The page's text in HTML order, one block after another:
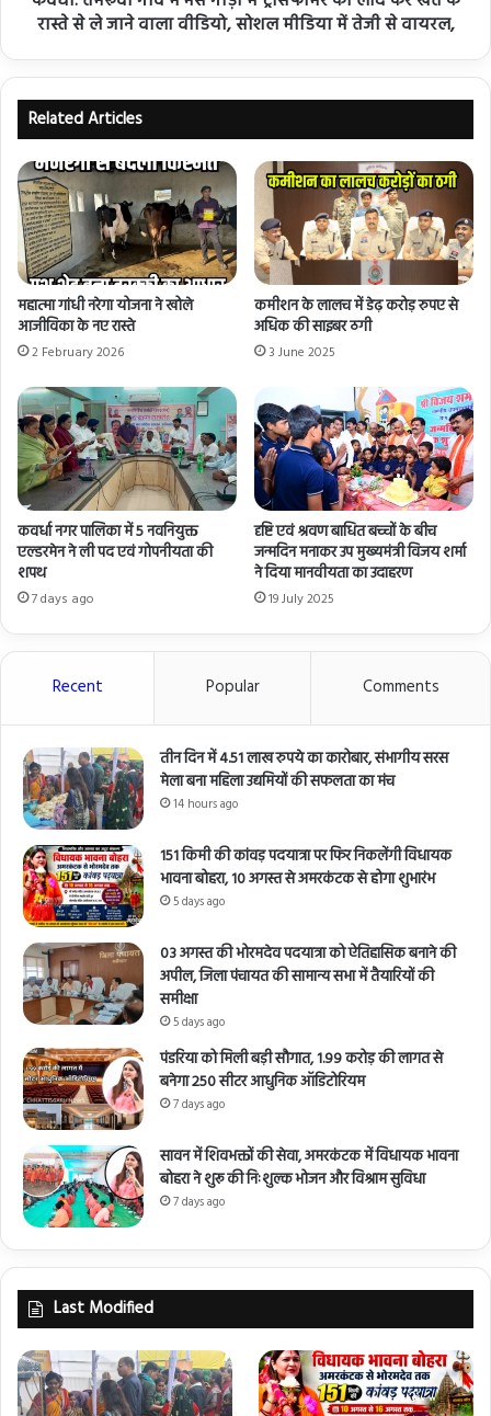
रास्ते से ले जाने वाला वीडियो, सोशल मीडिया में तेजी से वायरल,
Related Articles
महात्मा गांधी नरेगा योजना ने खोले
आजीविका के नए रास्ते
2 February 2026
कमीशन के लालच में डेढ़ करोड़ रुपए से
अधिक की साइबर ठगी
3 June 2025
कवर्धा नगर पालिका में 5 नवनियुक्त
एल्डरमेन ने ली पद एवं गोपनीयता की
शपथ
7 days ago
दृष्टि एवं श्रवण बाधित बच्चों के बीच
जन्मदिन मनाकर उप मुख्यमंत्री विजय शर्मा
ने दिया मानवीयता का उदाहरण
19 July 2025
Recent Popular Comments
तीन दिन में 4.51 लाख रुपये का कारोबार, संभागीय सरस
मेला बना महिला उद्यमियों की सफलता का मंच
14 hours ago
151 किमी की कांवड़ पदयात्रा पर फिर निकलेंगी विधायक
भावना बोहरा, 10 अगस्त से अमरकंटक से होगा शुभारंभ
5 days ago
03 अगस्त की भोरमदेव पदयात्रा को ऐतिहासिक बनाने की
अपील, जिला पंचायत की सामान्य सभा में तैयारियों की
समीक्षा
5 days ago
पंडरिया को मिली बड़ी सौगात, 1.99 करोड़ की लागत से
बनेगा 250 सीटर आधुनिक ऑडिटोरियम
7 days ago
सावन में शिवभक्तों की सेवा, अमरकंटक में विधायक भावना
बोहरा ने शुरू की निःशुल्क भोजन और विश्राम सुविधा
7 days ago
Last Modified